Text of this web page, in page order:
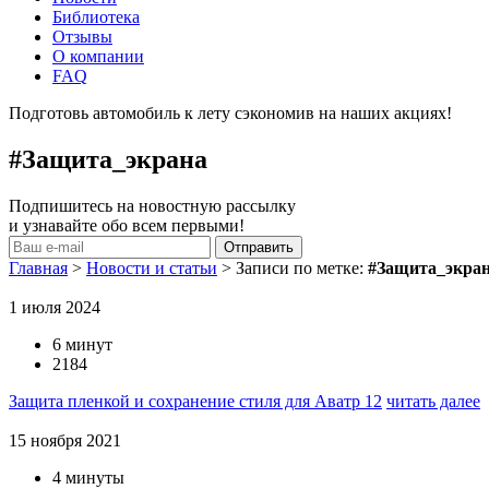
Библиотека
Отзывы
О компании
FAQ
Подготовь автомобиль к лету сэкономив на наших акциях!
#Защита_экрана
Подпишитесь на новостную рассылку
и узнавайте обо всем первыми!
Главная > Новости и статьи > Записи по метке:
1 июля 2024
6 минут
2184
Защита пленкой и сохранение стиля для Аватр 12 читать далее
15 ноября 2021
4 минуты